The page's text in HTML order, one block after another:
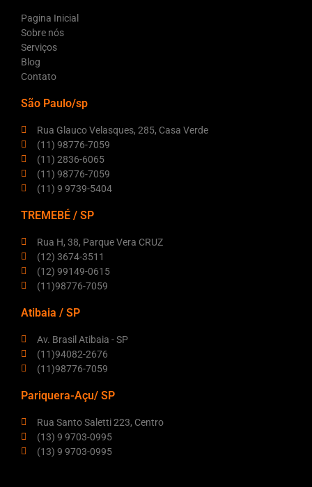
Pagina Inicial
Sobre nós
Serviços
Blog
Contato
São Paulo/sp
Rua Glauco Velasques, 285, Casa Verde
(11) 98776-7059
(11) 2836-6065
(11) 98776-7059
(11) 9 9739-5404
TREMEBÉ / SP
Rua H, 38, Parque Vera CRUZ
(12) 3674-3511
(12) 99149-0615
(11)98776-7059
Atibaia / SP
Av. Brasil Atibaia - SP
(11)94082-2676
(11)98776-7059
Pariquera-Açu/ SP
Rua Santo Saletti 223, Centro
(13) 9 9703-0995
(13) 9 9703-0995